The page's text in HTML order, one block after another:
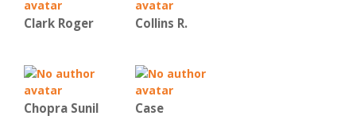
Clark Roger Collins R.
Chopra Sunil Case